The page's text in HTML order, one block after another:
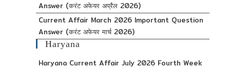
Answer (करंट अफेयर अप्रैल 2026)
Current Affair March 2026 Important Question
Answer (करंट अफेयर मार्च 2026)
Haryana
Haryana Current Affair July 2026 Fourth Week